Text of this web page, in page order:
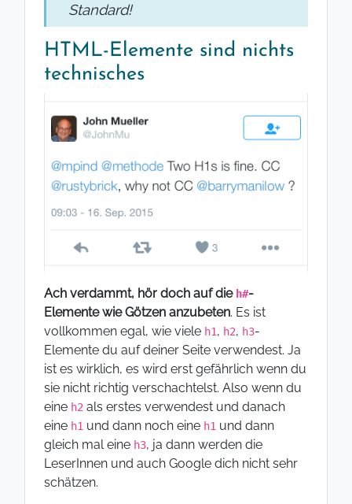
Standard!
HTML-Elemente sind nichts
technisches
Ach verdammt, hör doch auf die h#-
Elemente wie Götzen anzubeten. Es ist
vollkommen egal, wie viele h1, h2, h3-
Elemente du auf deiner Seite verwendest. Ja
ist es wirklich, es wird erst gefährlich wenn du
sie nicht richtig verschachtelst. Also wenn du
eine h2 als erstes verwendest und danach
eine h1 und dann noch eine h1 und dann
gleich mal eine h3, ja dann werden die
LeserInnen und auch Google dich nicht sehr
schätzen.